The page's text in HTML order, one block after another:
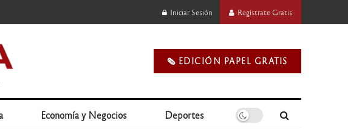
Iniciar Sesión Regístrate Gratis
🗞️ EDICIÓN PAPEL GRATIS
Economía y Negocios Deportes